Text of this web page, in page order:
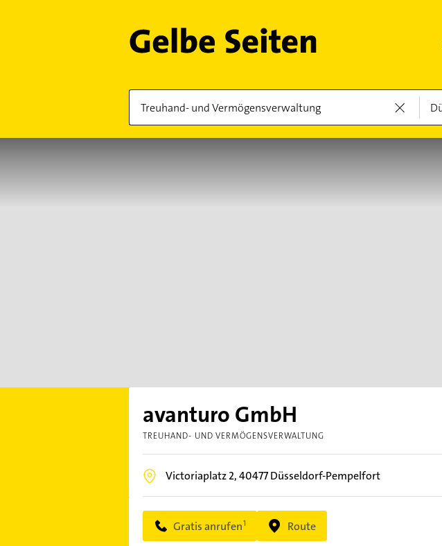
avanturo GmbH
TREUHAND- UND VERMÖGENSVERWALTUNG
Victoriaplatz 2,40477Düsseldorf-Pempelfort
Gratis anrufen Route